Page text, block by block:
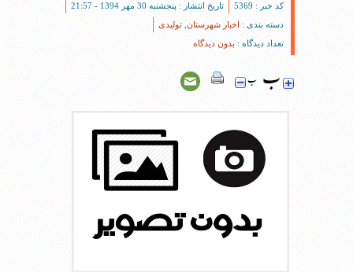
کد خبر : 5369
تاریخ انتشار : پنجشنبه 30 مهر 1394 - 21:57
دسته بندی : اخبار شهرستان تولیدی
تعداد دیدگاه : بدون دیدگاه